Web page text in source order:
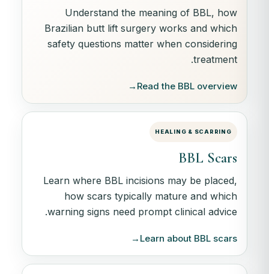
Understand the meaning of BBL, how
Brazilian butt lift surgery works and which
safety questions matter when considering
treatment.
Read the BBL overview
→
HEALING & SCARRING
BBL Scars
Learn where BBL incisions may be placed,
how scars typically mature and which
warning signs need prompt clinical advice.
Learn about BBL scars
→